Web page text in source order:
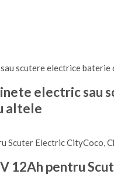
electric sau
altele
12Ah pentru